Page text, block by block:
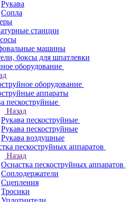
Рукава
Сопла
станции
машины
боксы для шпатлевки
оборудование
оборудование
аппараты
пескоструйные
Назад
Рукава пескоструйные
Рукава пескоструйные
Рукава воздушные
пескоструйных аппаратов
Назад
Оснастка пескоструйных аппаратов
Соплодержатели
Сцепления
Тросики
Уплотнители